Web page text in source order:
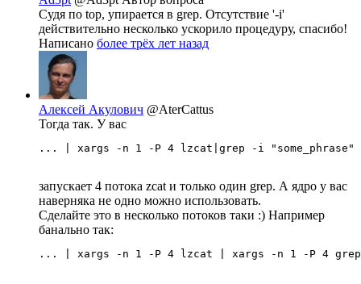
Судя по top, упирается в grep. Отсутствие '-i'
действительно несколько ускорило процедуру, спасибо!
Написано более трёх лет назад
Алексей Акулович @AterCattus
Тогда так. У вас
... | xargs -n 1 -P 4 lzcat|grep -i "some_phrase"
запускает 4 потока zcat и только один grep. А ядро у вас
наверняка не одно можно использовать.
Сделайте это в несколько потоков таки :) Например
банально так:
... | xargs -n 1 -P 4 lzcat | xargs -n 1 -P 4 grep